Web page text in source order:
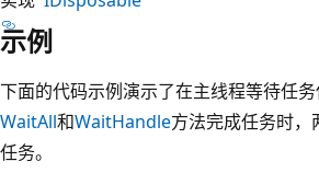
示例
下面的代码示例演示了在主线程等待任
WaitAll和WaitHandle方法完成任务时，
任务。